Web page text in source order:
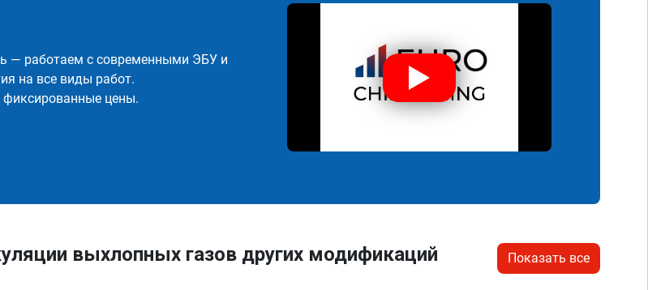
— работаем с современными ЭБУ и
на все виды работ.
фиксированные цены.
выхлопных газов других модификаций
Показать все